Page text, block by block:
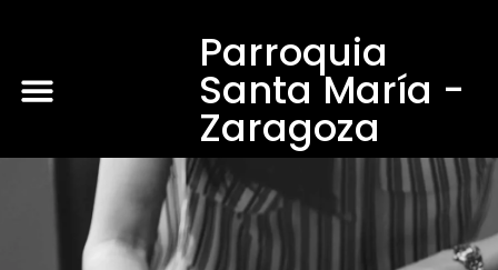
Parroquia
Santa María -
Zaragoza